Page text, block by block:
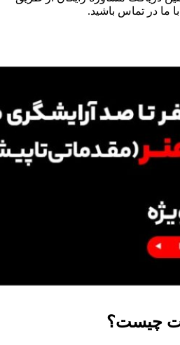
ما در تماس باشید.
چیست؟